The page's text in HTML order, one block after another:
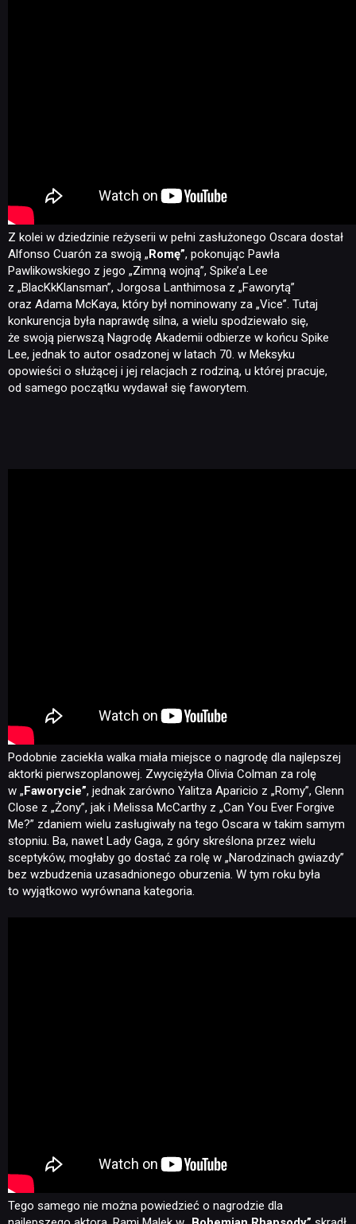
Z kolei w dziedzinie reżyserii w pełni zasłużonego Oscara dostał
Alfonso Cuarón za swoją „Romę”, pokonując Pawła
Pawlikowskiego z jego „Zimną wojną”, Spike’a Lee
z „BlacKkKlansman”, Jorgosa Lanthimosa z „Faworytą”
oraz Adama McKaya, który był nominowany za „Vice”. Tutaj
konkurencja była naprawdę silna, a wielu spodziewało się,
że swoją pierwszą Nagrodę Akademii odbierze w końcu Spike
Lee, jednak to autor osadzonej w latach 70. w Meksyku
opowieści o służącej i jej relacjach z rodziną, u której pracuje,
od samego początku wydawał się faworytem.
Podobnie zaciekła walka miała miejsce o nagrodę dla najlepszej
aktorki pierwszoplanowej. Zwyciężyła Olivia Colman za rolę
w „Faworycie”, jednak zarówno Yalitza Aparicio z „Romy”, Glenn
Close z „Żony”, jak i Melissa McCarthy z „Can You Ever Forgive
Me?” zdaniem wielu zasługiwały na tego Oscara w takim samym
stopniu. Ba, nawet Lady Gaga, z góry skreślona przez wielu
sceptyków, mogłaby go dostać za rolę w „Narodzinach gwiazdy”
bez wzbudzenia uzasadnionego oburzenia. W tym roku była
to wyjątkowo wyrównana kategoria.
Tego samego nie można powiedzieć o nagrodzie dla